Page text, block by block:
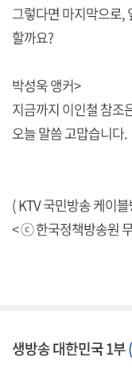
그렇다면 마지막으로,
할까요?
박성욱 앵커>
지금까지 이인철 참조
오늘 말씀 고맙습니다.
( KTV 국민방송 케이
< ⓒ 한국정책방송원
생방송 대한민국 1부